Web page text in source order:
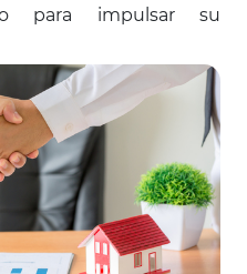
para impulsar su